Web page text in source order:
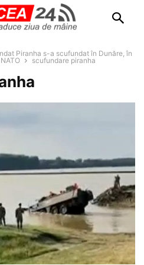
Piranha s-a scufundat în Dunăre, în
scufundare piranha